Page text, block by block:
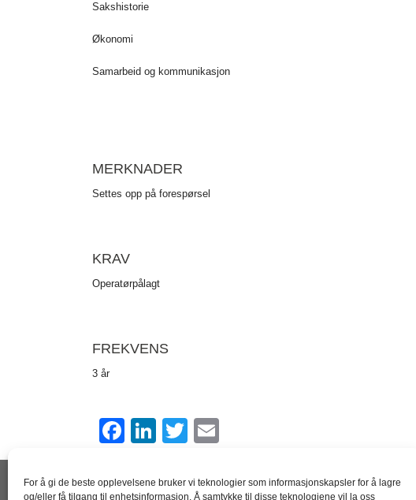
For å gi de beste opplevelsene bruker vi teknologier som informasjonskapsler for å lagre
og/eller få tilgang til enhetsinformasjon. Å samtykke til disse teknologiene vil la oss
Sakshistorie
Økonomi
Samarbeid og kommunikasjon
MERKNADER
Settes opp på forespørsel
KRAV
Operatørpålagt
FREKVENS
3 år
F
c
Li
k
T
tt
ail